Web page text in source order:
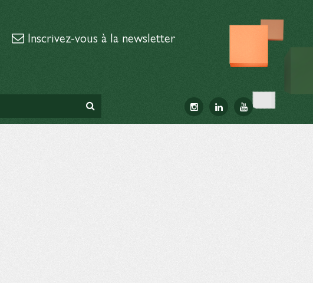
Inscrivez-vous à la newsletter